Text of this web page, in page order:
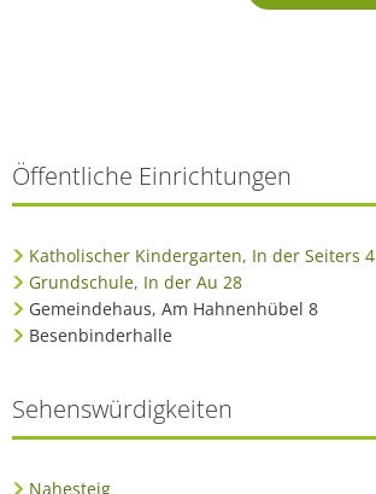
Öffentliche Einrichtungen
Katholischer Kindergarten, In der Seiters 4
Grundschule, In der Au 28
Gemeindehaus, Am Hahnenhübel 8
Besenbinderhalle
Sehenswürdigkeiten
Nahesteig